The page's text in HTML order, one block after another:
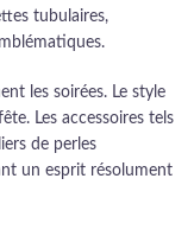
tubulaires,
les soirées. Le style
Les accessoires tels
de perles
un esprit résolument